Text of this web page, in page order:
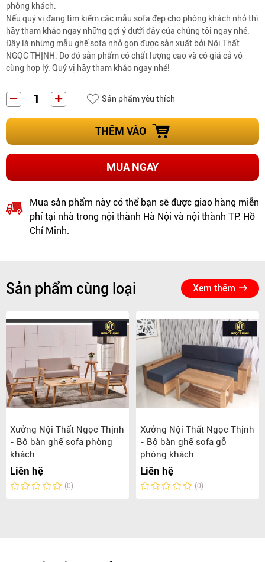
phòng khách.
Nếu quý vị đang tìm kiếmcác mẫu sofa đẹp cho phòng khách nhỏthì
hãy tham khảo ngay những gợi ý dưới đây của chúng tôi ngay nhé.
Đây là những mẫu ghế sofa nhỏ gọn được sản xuất bởi Nội Thất
NGỌC THỊNH. Do đó sản phẩm có chất lượng cao và có giá cả vô
cùng hợp lý. Quý vị hãy tham khảo ngay nhé!
Sản phẩm yêu thích
THÊM VÀO
MUA NGAY
Mua sản phẩm này có thể bạn sẽ được giao hàng miễn
phí tại nhà trong nội thành Hà Nội và nội thành TP. Hồ
Chí Minh.
Sản phẩm cùng loại Xem thêm
Xưởng Nội Thất Ngọc Thịnh
- Bộ bàn ghế sofa phòng
khách
Liên hệ
(0)
Xưởng Nội Thất Ngọc Thịnh
- Bộ bàn ghế sofa gỗ
phòng khách
Liên hệ
(0)